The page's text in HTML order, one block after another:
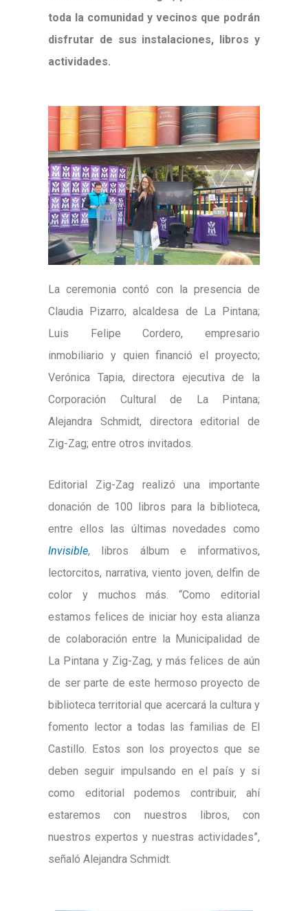
toda la comunidad y vecinos que podrán
disfrutar de sus instalaciones, libros y
actividades.
La ceremonia contó con la presencia de
Claudia Pizarro, alcaldesa de La Pintana;
Luis Felipe Cordero, empresario
inmobiliario y quien financió el proyecto;
Verónica Tapia, directora ejecutiva de la
Corporación Cultural de La Pintana;
Alejandra Schmidt, directora editorial de
Zig-Zag; entre otros invitados.
Editorial Zig-Zag realizó una importante
donación de 100 libros para la biblioteca,
entre ellos las últimas novedades como
Invisible, libros álbum e informativos,
lectorcitos, narrativa, viento joven, delfin de
color y muchos más. “Como editorial
estamos felices de iniciar hoy esta alianza
de colaboración entre la Municipalidad de
La Pintana y Zig-Zag, y más felices de aún
de ser parte de este hermoso proyecto de
biblioteca territorial que acercará la cultura y
fomento lector a todas las familias de El
Castillo. Estos son los proyectos que se
deben seguir impulsando en el país y si
como editorial podemos contribuir, ahí
estaremos con nuestros libros, con
nuestros expertos y nuestras actividades”,
señaló Alejandra Schmidt.